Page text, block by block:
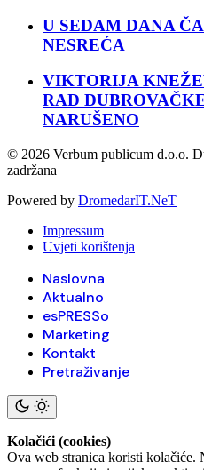
U SEDAM DANA
NESREĆA
VIKTORIJA
RAD
NARUŠENO
© 2026 Verbum publicum d.o.o.
zadržana
Powered by DromedarIT.NeT
Impressum
Uvjeti korištenja
Naslovna
Aktualno
esPRESSo
Marketing
Kontakt
Pretraživanje
Kolačići (cookies)
Ova web stranica koristi kolačiće.